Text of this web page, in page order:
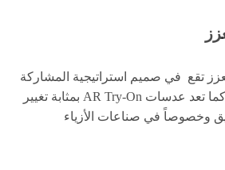
تقع في صميم استراتيجية المشاركة
في منصة سناب شات، كما تعد عدسات AR Try-On بمثابة تغيير
وخصوصاً في صناعات الأزياء